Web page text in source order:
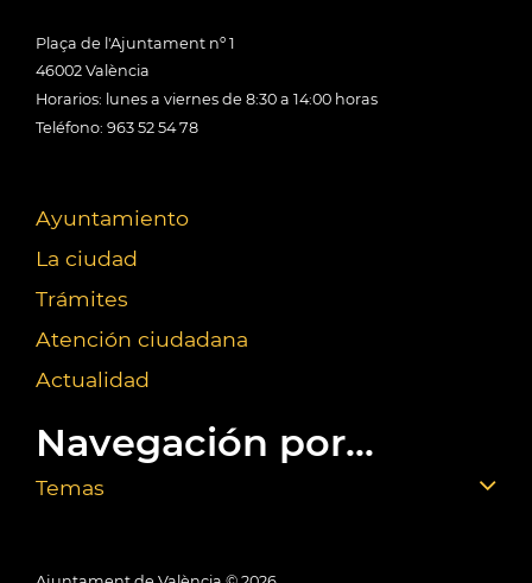
Plaça de l'Ajuntament nº 1
46002 València
Horarios: lunes a viernes de 8:30 a 14:00 horas
Teléfono: 963 52 54 78
Ayuntamiento
La ciudad
Trámites
Atención ciudadana
Actualidad
Navegación por...
Temas